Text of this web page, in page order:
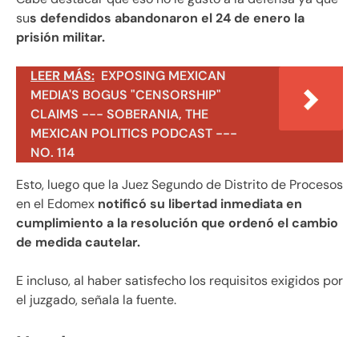
sus defendidos abandonaron el 24 de enero la
prisión militar.
LEER MÁS: EXPOSING MEXICAN
MEDIA'S BOGUS "CENSORSHIP"
CLAIMS --- SOBERANIA, THE
MEXICAN POLITICS PODCAST ---
NO. 114
Esto, luego que la Juez Segundo de Distrito de Procesos
en el Edomex notificó su libertad inmediata en
cumplimiento a la resolución que ordenó el cambio
de medida cautelar.
E incluso, al haber satisfecho los requisitos exigidos por
el juzgado, señala la fuente.